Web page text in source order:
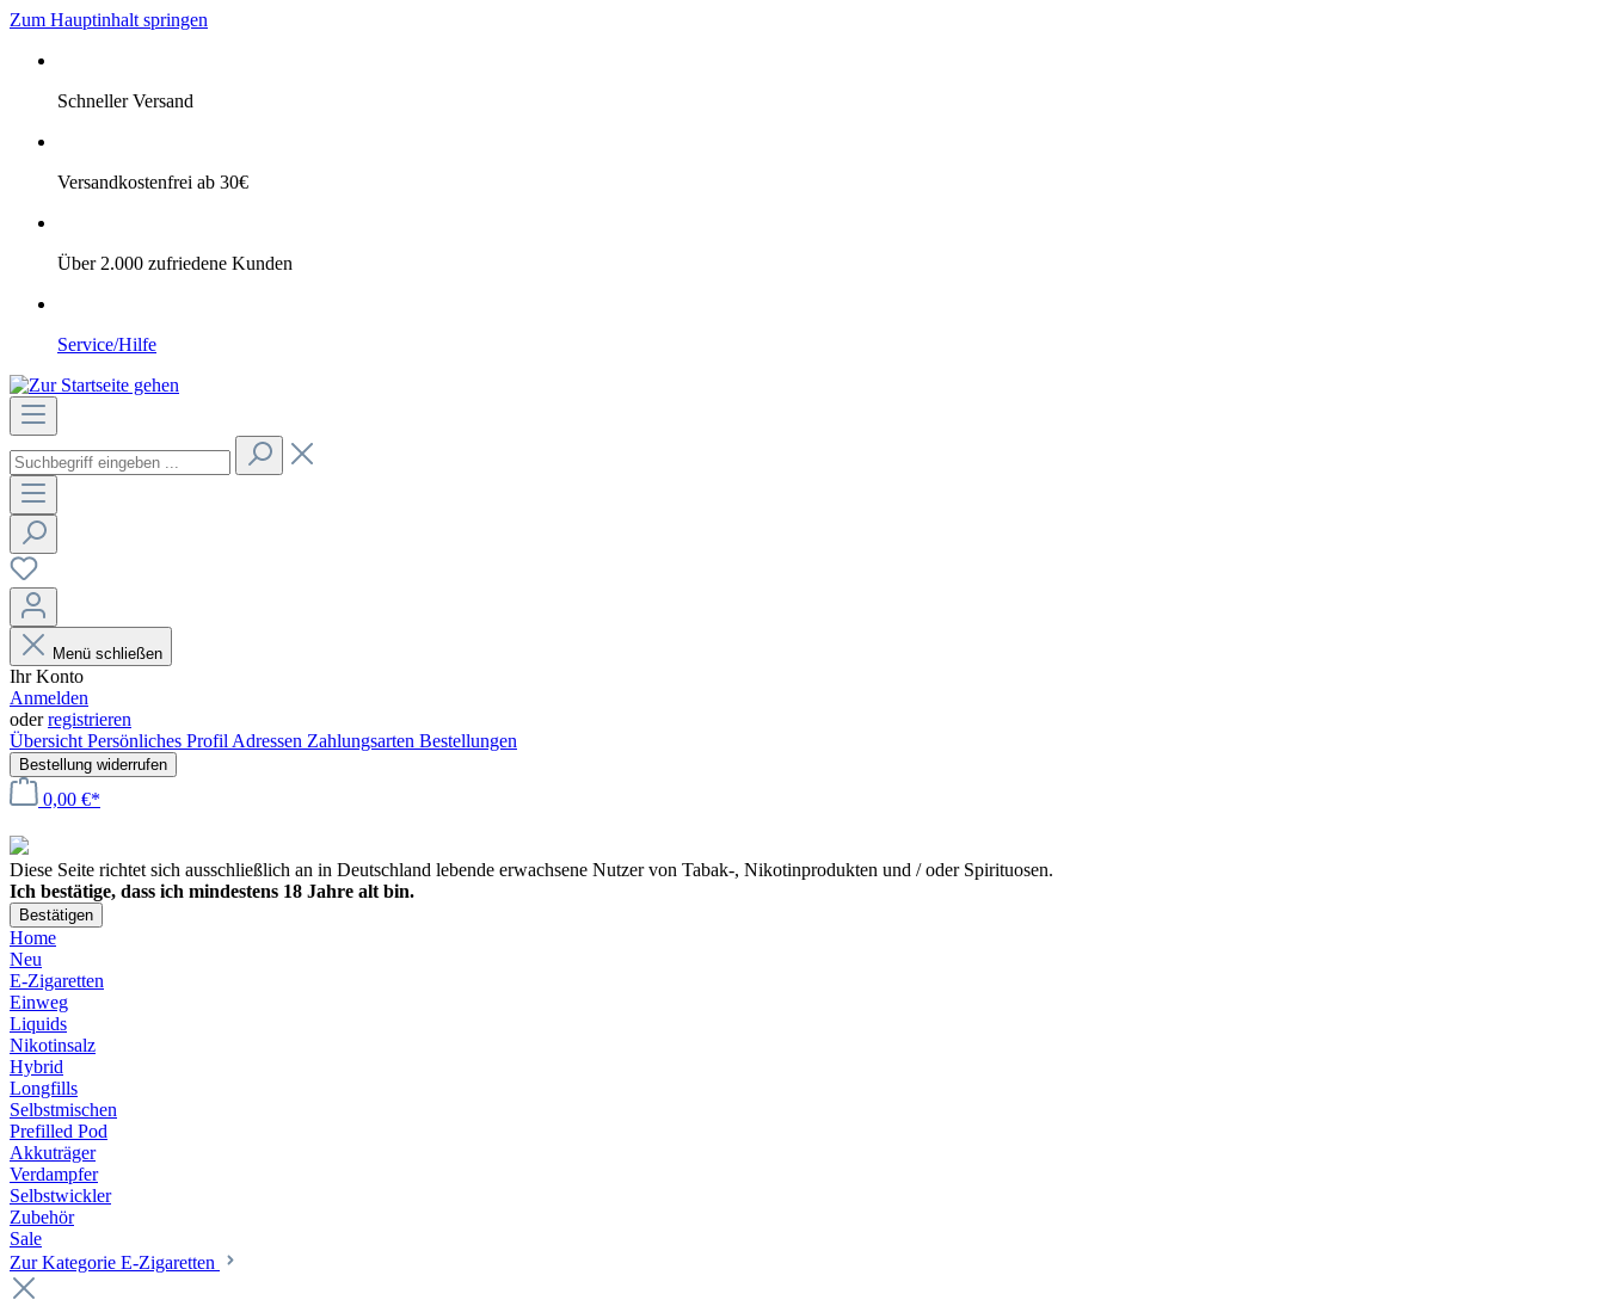
Zum Hauptinhalt springen
Schneller Versand
Versandkostenfrei ab 30€
Über 2.000 zufriedene Kunden
Service/Hilfe
Menü schließen
Ihr Konto
Anmelden
oderregistrieren
Übersicht Persönliches Profil Adressen Zahlungsarten Bestellungen
Bestellung widerrufen
0,00 €*
Diese Seite richtet sich ausschließlich an in Deutschland lebende erwachsene Nutzer von Tabak-, Nikotinprodukten und / oder Spirituosen.
Ich bestätige, dass ich mindestens 18 Jahre alt bin.
Bestätigen
Home
Neu
E-Zigaretten
Einweg
Liquids
Nikotinsalz
Hybrid
Longfills
Selbstmischen
Prefilled Pod
Akkuträger
Verdampfer
Selbstwickler
Zubehör
Sale
Zur Kategorie E-Zigaretten